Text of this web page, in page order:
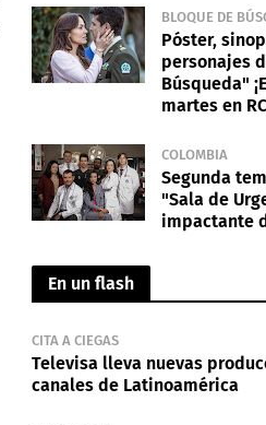
BLOQUE DE
Póster,
personajes
Búsqueda"
martes en
COLOMBIA
Segunda
"Sala de
impactante
En un flash
CITA A CIEGAS
Televisa lleva nuevas
canales de Latinoamérica